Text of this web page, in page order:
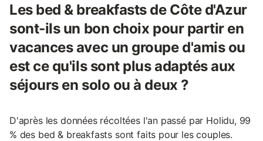
Les bed & breakfasts de Côte d'Azur
sont-ils un bon choix pour partir en
vacances avec un groupe d'amis ou
est ce qu'ils sont plus adaptés aux
séjours en solo ou à deux ?
D'après les données récoltées l'an passé par Holidu, 99
% des bed & breakfasts sont faits pour les couples.